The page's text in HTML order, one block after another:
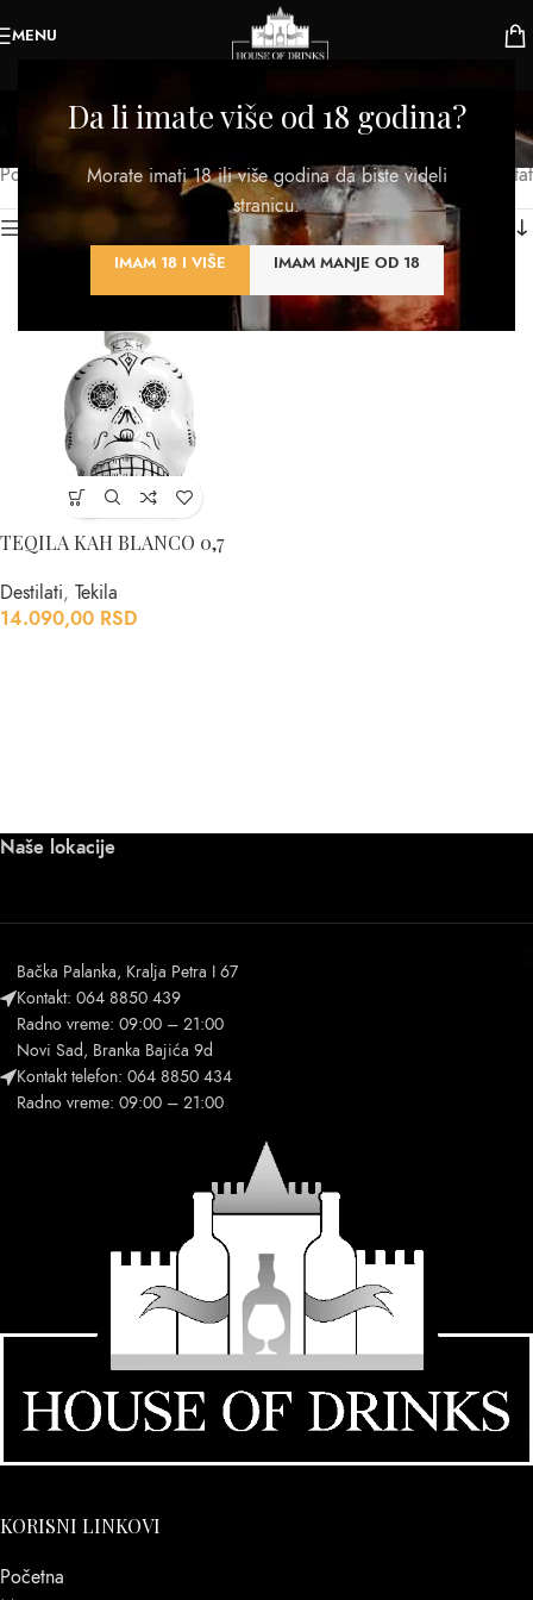
Da li imate više od 18 godina?
Morate imati 18 ili više godina da biste videli
stranicu.
IMAM 18 I VIŠE IMAM MANJE OD 18
MENU
Tekila sa aromom
Početna
Proizvod TIP/Tekila sa aromom
Prikazan jedan rezultat
Kategorije proizvoda
TEQILA KAH BLANCO 0,7
Destilati, Tekila
14.090,00 RSD
Naše lokacije
Bačka Palanka, Kralja Petra I 67
Kontakt: 064 8850 439
Radno vreme: 09:00 – 21:00
Novi Sad, Branka Bajića 9d
Kontakt telefon: 064 8850 434
Radno vreme: 09:00 – 21:00
KORISNI LINKOVI
Početna